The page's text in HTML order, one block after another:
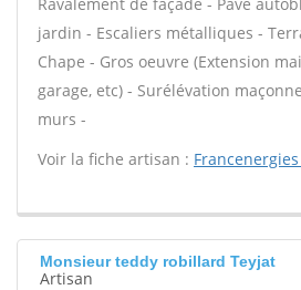
jardin - Escaliers métalliques -
Chape - Gros oeuvre (Extension
garage, etc) - Surélévation
murs -
Voir la fiche artisan :
Monsieur teddy robillard Teyjat
Artisan